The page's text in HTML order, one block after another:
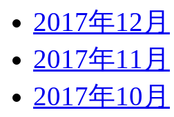
2017年12月
2017年11月
2017年10月